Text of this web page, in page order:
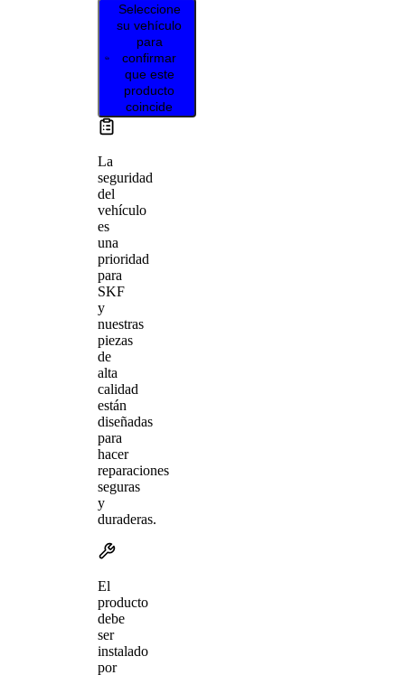
Seleccione
su vehículo
para
confirmar
que este
producto
coincide
La
seguridad
del
vehículo
es
una
prioridad
para
SKF
y
nuestras
piezas
de
alta
calidad
están
diseñadas
para
hacer
reparaciones
seguras
y
duraderas.
El
producto
debe
ser
instalado
por